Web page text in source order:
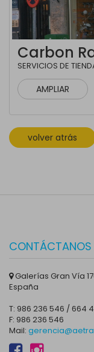
Carbon
SERVICIOS DE
AMPLIAR
volver atrás
CONTÁCTANOS
Galerías Gran Vía
España
T: 986 236 546 / 664
F: 986 236 546
Mail: